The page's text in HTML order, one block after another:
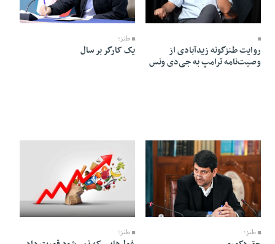
24 Ordibehesht 1405 - 19:32
روایت طنزگونه زیدآبادی از
وصیت‌نامه‌ ترامپ به جی‌دی ونس
12 Ordibehesht 1405 - 16:15
طنز؛
یک کارگر بر سال
09 Ordibehesht 1405 - 08:27
طنز؛
08 Ordibehesht 1405 - 09:14
طنز؛